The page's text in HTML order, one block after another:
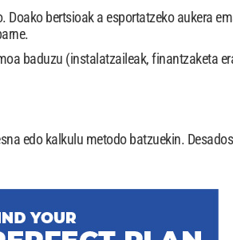
bertsioak a esportatzeko aukera
baduzu (instalatzaileak, finantzaketa
edo kalkulu metodo batzuekin.